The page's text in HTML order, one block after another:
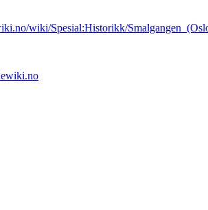
wiki/Spesial:Historikk/